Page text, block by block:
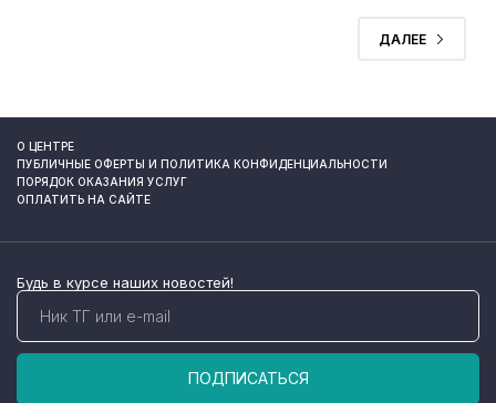
ДАЛЕЕ
О ЦЕНТРЕ
ПУБЛИЧНЫЕ ОФЕРТЫ И ПОЛИТИКА КОНФИДЕНЦИАЛЬНОСТИ
ПОРЯДОК ОКАЗАНИЯ УСЛУГ
ОПЛАТИТЬ НА САЙТЕ
Будь в курсе наших новостей!
ПОДПИСАТЬСЯ